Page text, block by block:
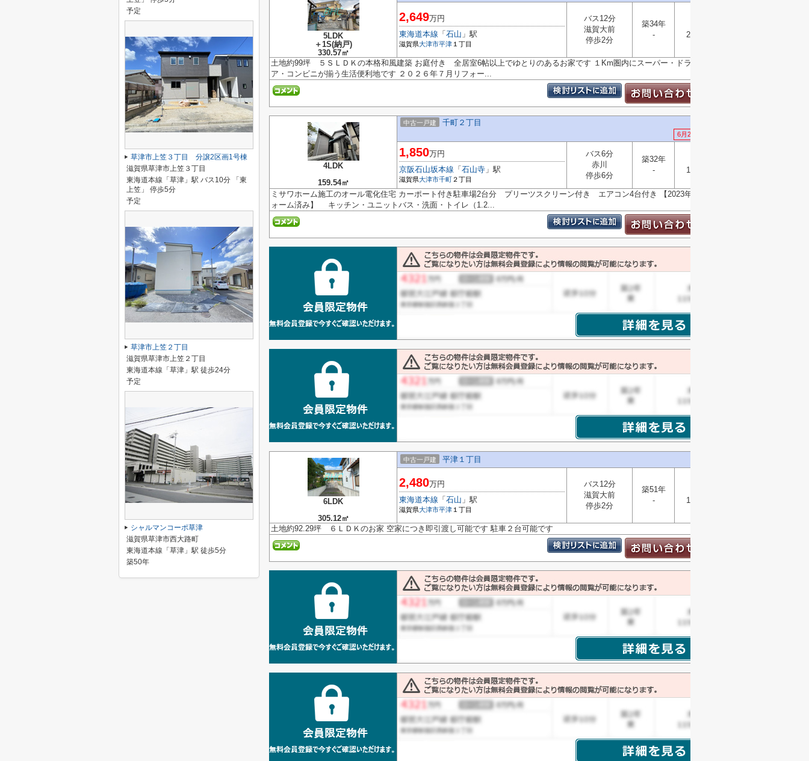
5LDK
＋1S(納戸)
330.57㎡
2,649万円
東海道本線 「 石山 」駅
滋賀県大津市平津 １丁目
バス12分
滋賀大前
停歩2分
築34年
-
210.98㎡
土地約99坪 ５ＳＬＤＫの本格和風建築 お庭付き 全居室6帖以上でゆとりのあるお家です １Km圏内にスーパー・ドラッグスト
ア・コンビニが揃う生活便利地です ２０２６年７月リフォー...
4LDK
159.54㎡
中古一戸建 千町２丁目
6月21日 値下げ
1,850万円
京阪石山坂本線 「 石山寺 」駅
滋賀県大津市千町 ２丁目
バス6分
赤川
停歩6分
築32年
-
118.32㎡
ミサワホーム施工のオール電化住宅 カーポート付き駐車場2台分 プリーツスクリーン付き エアコン4台付き 【2023年8月リフ
ォーム済み】 キッチン・ユニットバス・洗面・トイレ（1.2...
6LDK
305.12㎡
中古一戸建 平津１丁目
2,480万円
東海道本線 「 石山 」駅
滋賀県大津市平津 １丁目
バス12分
滋賀大前
停歩2分
築51年
-
136.73㎡
土地約92.29坪 ６ＬＤＫのお家 空家につき即引渡し可能です 駐車２台可能です
予定
草津市上笠３丁目 分譲2区画1号棟
滋賀県草津市上笠３丁目
東海道本線「草津」駅 バス10分 「東
上笠」 停歩5分
予定
草津市上笠２丁目
滋賀県草津市上笠２丁目
東海道本線「草津」駅 徒歩24分
予定
シャルマンコーポ草津
滋賀県草津市西大路町
東海道本線「草津」駅 徒歩5分
築50年